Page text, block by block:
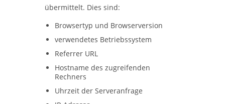
übermittelt. Dies sind:
Browsertyp und Browserversion
verwendetes Betriebssystem
Referrer URL
Hostname des zugreifenden
Rechners
Uhrzeit der Serveranfrage